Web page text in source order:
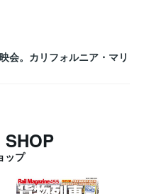
会。カリフォルニア・マリ
SHOP
ップ